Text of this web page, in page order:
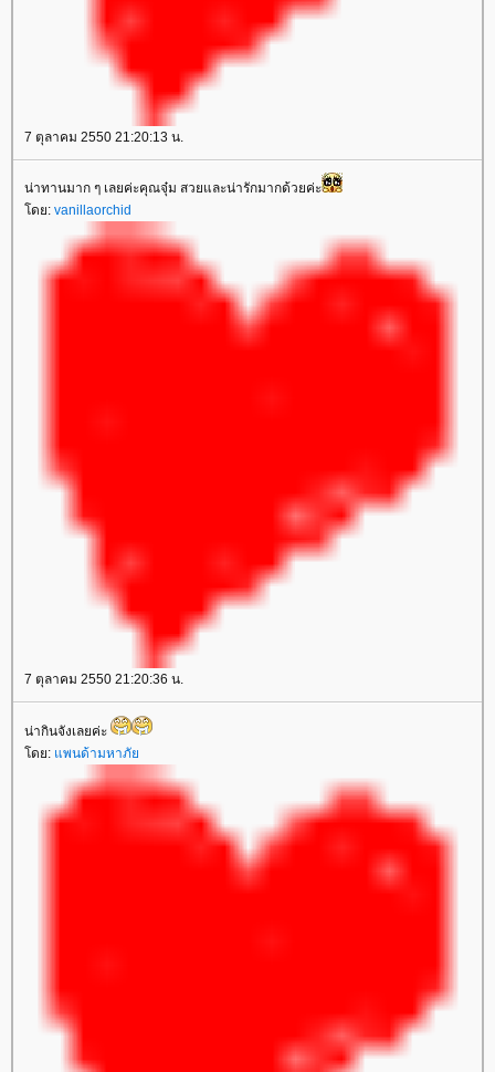
7 ตุลาคม 2550 21:20:13 น.
น่าทานมาก ๆ เลยค่ะคุณจุ๋ม สวยและน่ารักมากด้วยค่ะ
โดย: vanillaorchid
7 ตุลาคม 2550 21:20:36 น.
น่ากินจังเลยค่ะ
โดย: แพนด้ามหาภัย